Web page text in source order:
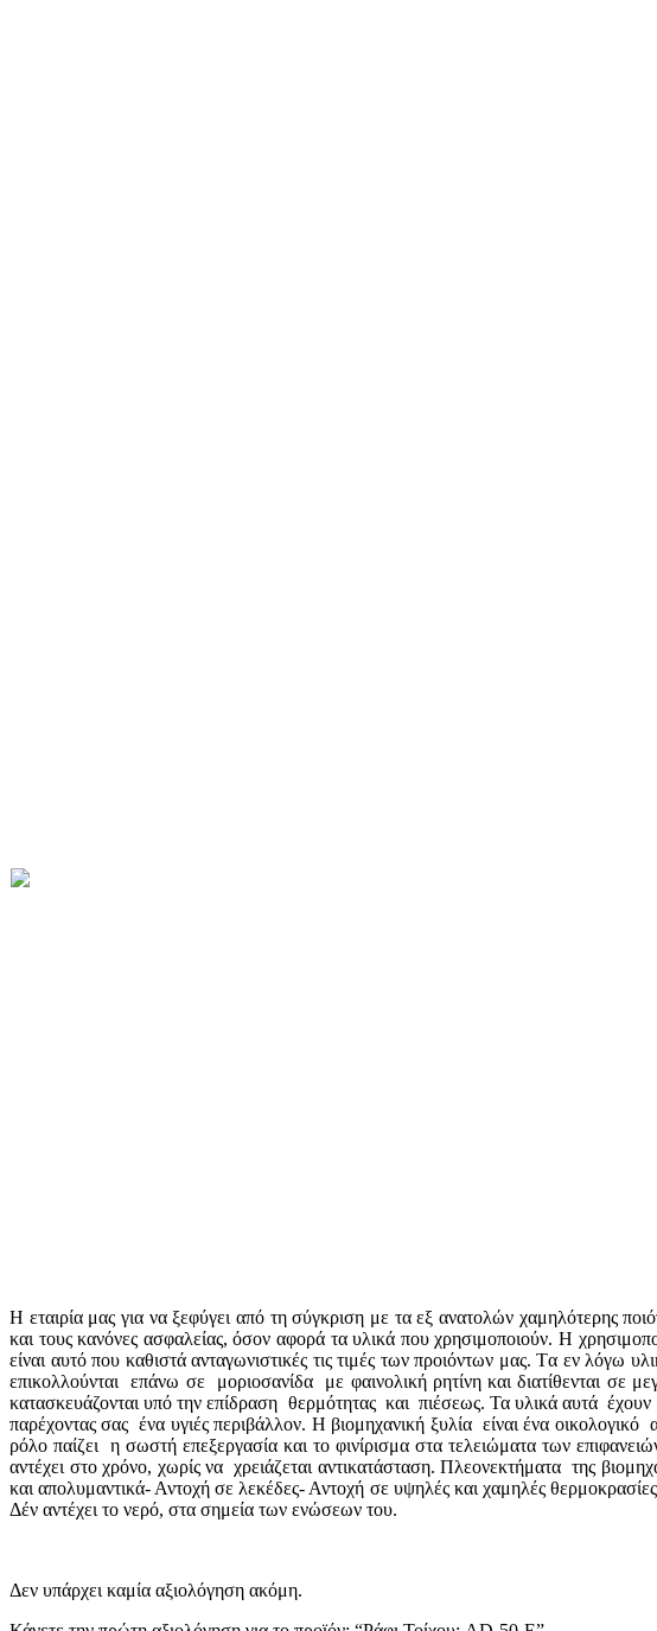
Η εταιρία μας για να ξεφύγει από τη σύγκριση με τα εξ ανατολών χαμηλότερης
και τους κανόνες ασφαλείας, όσον αφορά τα υλικά που χρησιμοποιούν. Η
είναι αυτό που καθιστά ανταγωνιστικές τις τιμές των προιόντων μας. Tα εν λόγω
επικολλούνται επάνω σε μοριοσανίδα με φαινολική ρητίνη και διατίθενται σε
κατασκευάζονται υπό την επίδραση θερμότητας και πιέσεως. Τα υλικά αυτά έχουν
παρέχοντας σας ένα υγιές περιβάλλον. Η βιομηχανική ξυλία είναι ένα
ρόλο παίζει η σωστή επεξεργασία και το φινίρισμα στα τελειώματα των
αντέχει στο χρόνο, χωρίς να χρειάζεται αντικατάσταση. Πλεονεκτήματα της
και απολυμαντικά- Αντοχή σε λεκέδες- Αντοχή σε υψηλές και χαμηλές
Δέν αντέχει το νερό, στα σημεία των ενώσεων του.
Δεν υπάρχει καμία αξιολόγηση ακόμη.